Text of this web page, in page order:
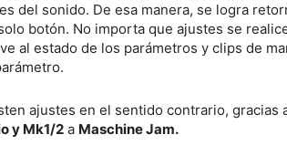
del sonido. De esa manera, se logra
botón. No importa que ajustes se
al estado de los parámetros y clips de
ajustes en el sentido contrario, gracias
y Mk1/2 a Maschine Jam.